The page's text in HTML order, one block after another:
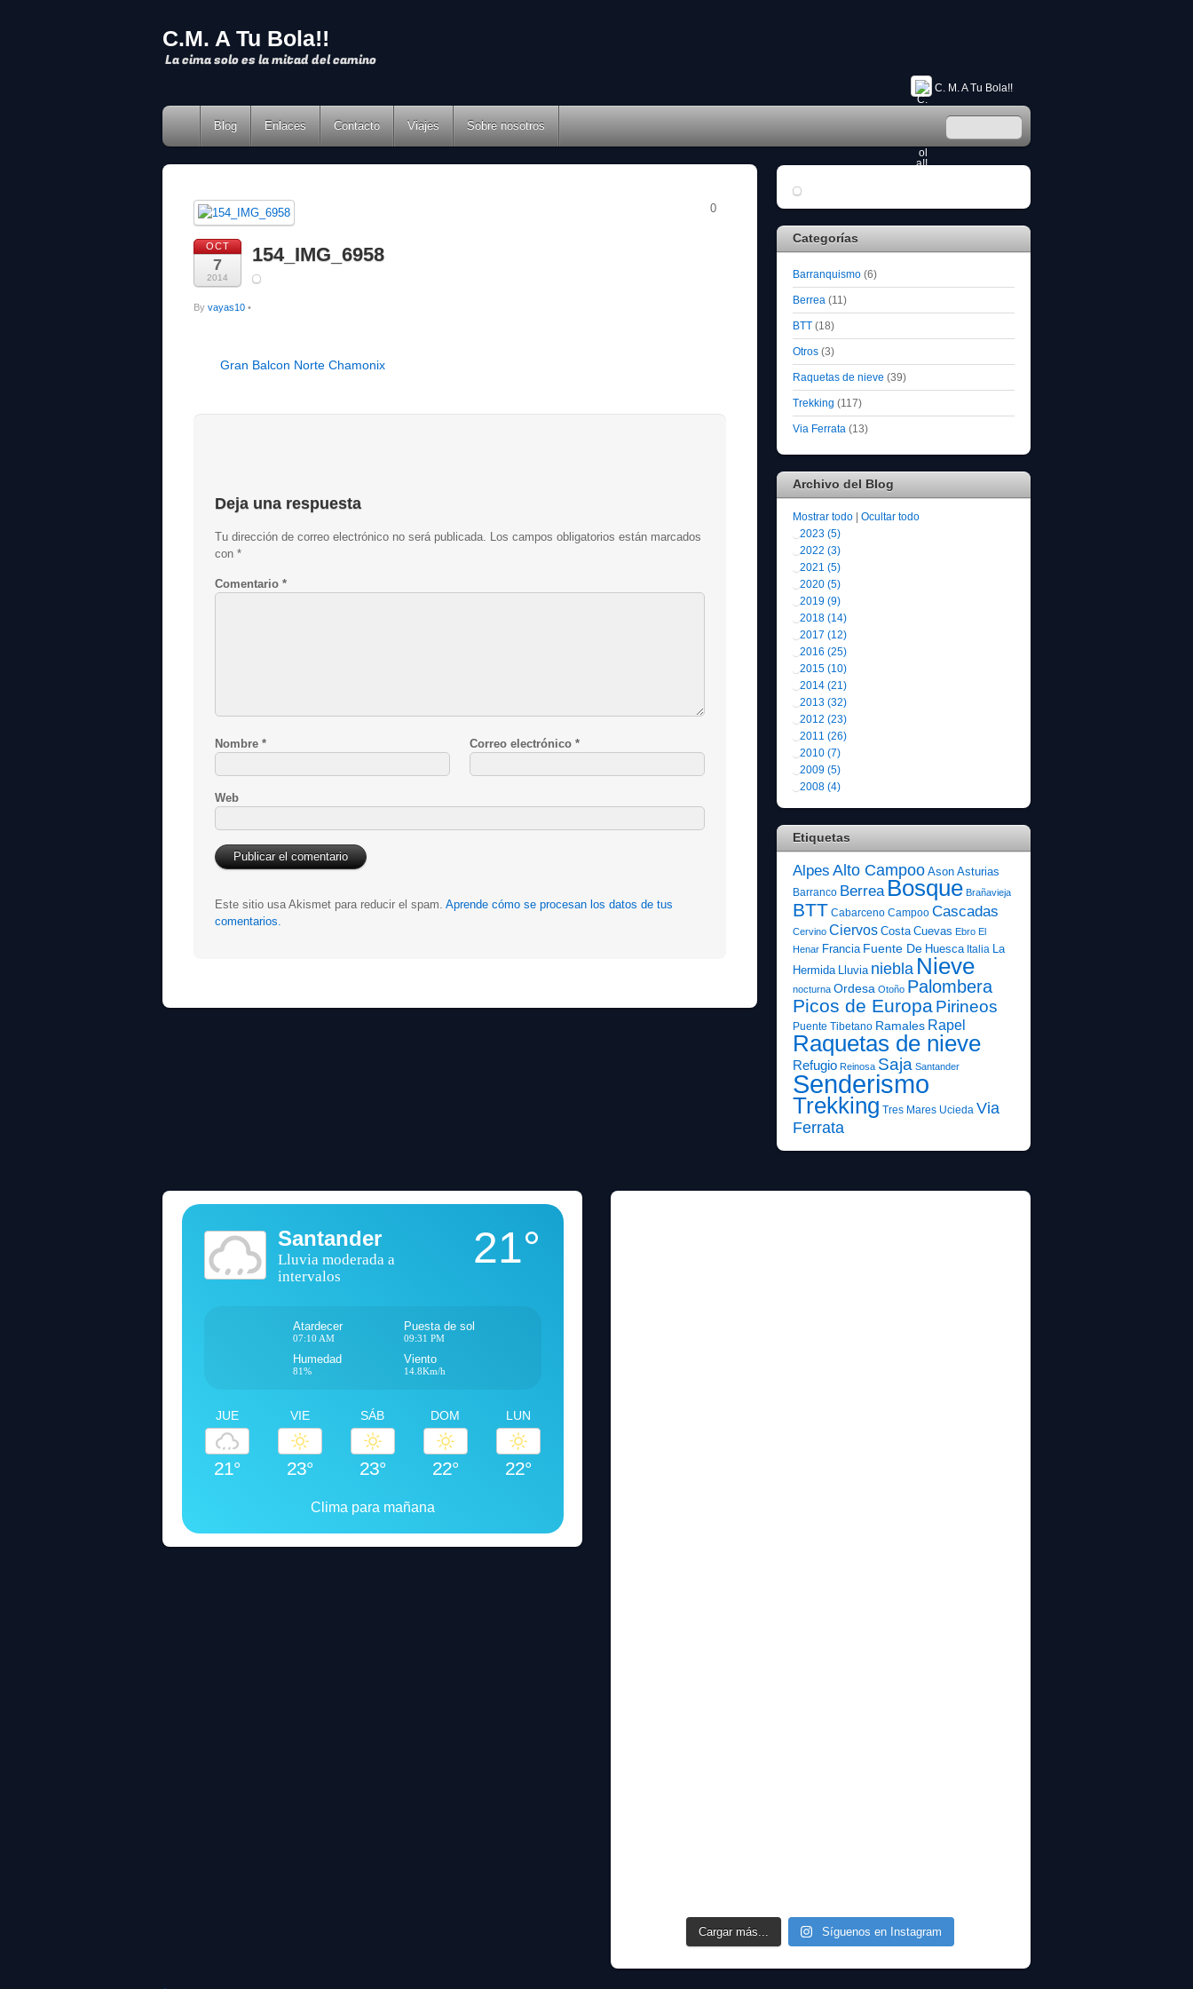
C.M. A Tu Bola!!
La cima solo es la mitad del camino
C. M. A Tu Bola!!
Blog Enlaces Contacto Viajes Sobre nosotros
OCT
7
2014
154_IMG_6958
By vayas10 •
0
Gran Balcon Norte Chamonix
Deja una respuesta
Tu dirección de correo electrónico no será publicada. Los campos obligatorios están marcados
con *
Comentario *
Nombre * Correo electrónico*
Web
Este sitio usa Akismet para reducir el spam. Aprende cómo se procesan los datos de tus
comentarios.
Categorías
Barranquismo (6)
Berrea (11)
BTT (18)
Otros (3)
Raquetas de nieve (39)
Trekking (117)
Via Ferrata (13)
Archivo del Blog
Mostrar todo | Ocultar todo
2023 (5)
2022 (3)
2021 (5)
2020 (5)
2019 (9)
2018 (14)
2017 (12)
2016 (25)
2015 (10)
2014 (21)
2013 (32)
2012 (23)
2011 (26)
2010 (7)
2009 (5)
2008 (4)
Etiquetas
Alpes Alto Campoo Ason Asturias
Barranco Berrea Bosque Brañavieja
BTT Cabarceno Campoo Cascadas
Cervino Ciervos Costa Cuevas Ebro El
Henar Francia Fuente De Huesca Italia La
Hermida Lluvia niebla Nieve
nocturna Ordesa Otoño Palombera
Picos de EuropaPirineos
Puente Tibetano Ramales Rapel
Raquetas de nieve
Refugio Reinosa Saja Santander
Senderismo
Trekking Tres Mares Ucieda Via
Ferrata
Santander
Lluvia moderada a
intervalos
21°
Atardecer
07:10 AM
Puesta de sol
09:31 PM
Humedad
81%
Viento
14.8Km/h
JUE
21°
VIE
23°
SÁB
23°
DOM
22°
LUN
22°
Clima para mañana
Cargar más... Síguenos en Instagram